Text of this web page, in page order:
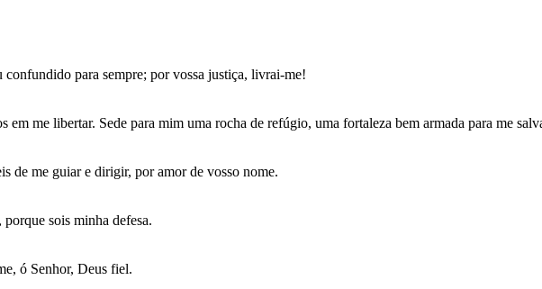
para sempre; por vossa justiça, livrai-me!
em me libertar. Sede para mim uma rocha de refúgio, uma fortaleza bem armada para me
de me guiar e dirigir, por amor de vosso nome.
sois minha defesa.
ó Senhor, Deus fiel.